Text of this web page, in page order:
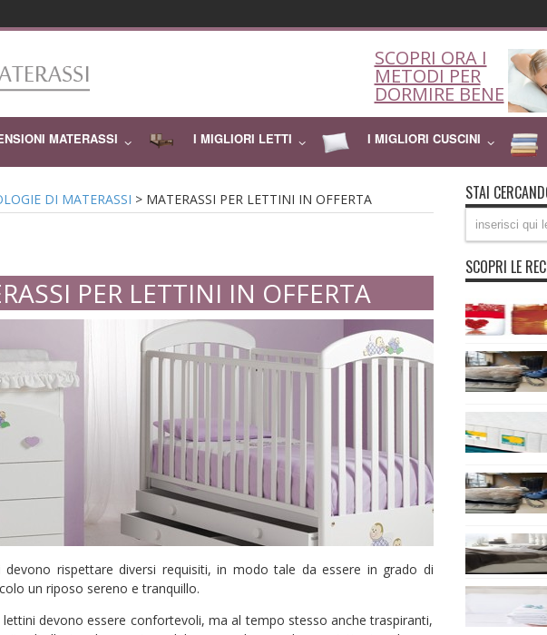
SCOPRI ORA I
METODI PER
DORMIRE BENE
MATERASSI I MIGLIORI LETTI I MIGLIORI CUSCINI
DI MATERASSI > MATERASSI PER LETTINI IN OFFERTA
PER LETTINI IN OFFERTA
devono rispettare diversi requisiti, in modo tale da essere in grado di
un riposo sereno e tranquillo.
devono essere confortevoli, ma al tempo stesso anche traspiranti,
STAI
SCOPRI LE